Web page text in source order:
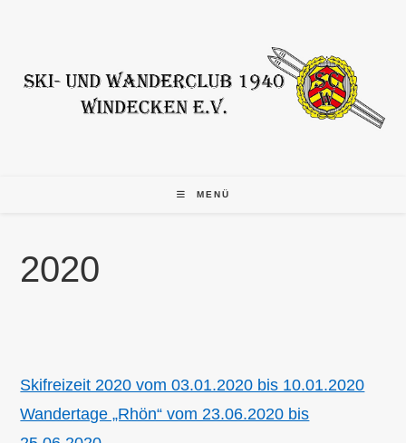
MENÜ
2020
Skifreizeit 2020 vom 03.01.2020 bis 10.01.2020
Wandertage „Rhön“ vom 23.06.2020 bis